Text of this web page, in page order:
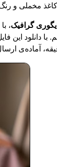
مخملی و
ایگوری گرافیک،
آماده‌ی